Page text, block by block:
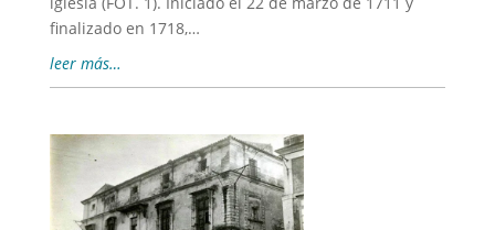
finalizado en 1718,…
leer más…